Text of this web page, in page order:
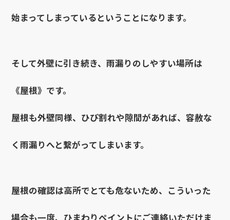
始まってしまっているということになります。
そして外壁に引き続き、雨漏りのしやすい場所は
《屋根》です。
屋根も外壁同様、ひび割れや隙間があれば、容赦な
く雨漏りへと繋がってしまいます。
屋根の確認は高所でとても危ないため、こういった
場合も一度、ひまわりペイントにご連絡いただけま